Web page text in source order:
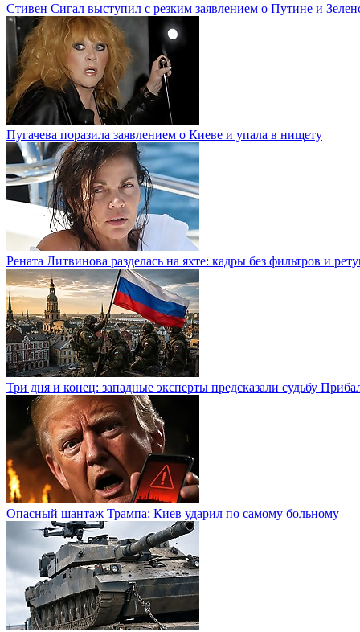
Стивен Сигал выступил с резким заявлением о Путине и
Пугачева поразила заявлением о Киеве и упала в нищету
Рената Литвинова разделась на яхте: кадры без фильтров и
Три дня и конец: западные эксперты предсказали судьбу
Опасный шантаж Трампа: Киев ударил по самому больному